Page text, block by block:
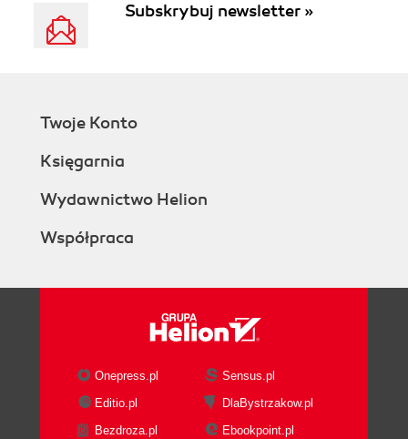
Subskrybuj newsletter »
Twoje Konto
Księgarnia
Wydawnictwo Helion
Współpraca
Onepress.pl
Sensus.pl
Editio.pl
DlaBystrzakow.pl
Bezdroza.pl
Ebookpoint.pl